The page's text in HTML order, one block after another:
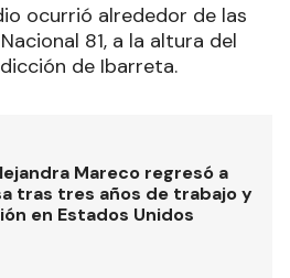
ocurrió alrededor de las
81, a la altura del
de Ibarreta.
Mareco regresó a
tras tres años de trabajo y
en Estados Unidos